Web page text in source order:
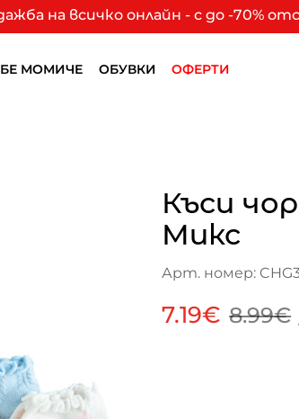
на всичко онлайн - с до -70%
МОМИЧЕ ОБУВКИ ОФЕРТИ
Къси
Микс
Арт. номер:
7.19€ 8.99€